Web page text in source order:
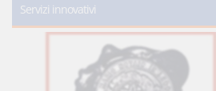
Servizi innovativi